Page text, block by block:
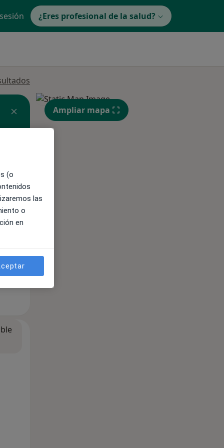
¿Eres profesional de la salud?
Ampliar mapa
(o
las
o
en